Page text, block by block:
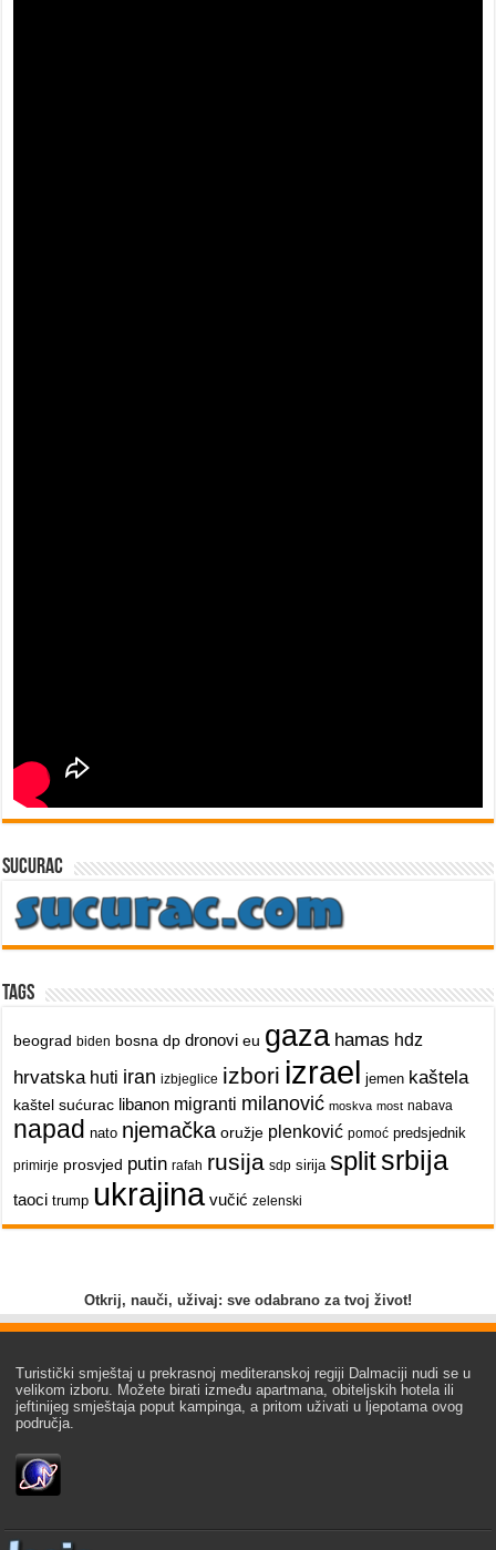
sucurac
Tags
beograd biden bosna dp dronovi eu gaza hamas hdz
hrvatska huti iran izbjeglice izbori izrael jemen kaštela
kaštel sućurac libanon migranti milanović moskva most nabava
napad nato njemačka oružje plenković pomoć predsjednik
primirje prosvjed putin rafah rusija sdp sirija splitsrbija
taoci trump ukrajina vučić zelenski
Otkrij, nauči, uživaj: sve odabrano za tvoj život!
Turistički smještaj u prekrasnoj mediteranskoj regiji Dalmaciji nudi se u
velikom izboru. Možete birati između apartmana, obiteljskih hotela ili
jeftinijeg smještaja poput kampinga, a pritom uživati u ljepotama ovog
područja.